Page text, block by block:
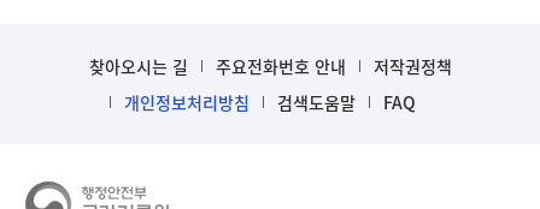
찾아오시는 길 주요전화번호 안내
저작권정책
개인정보처리방침
검색도움말 FAQ